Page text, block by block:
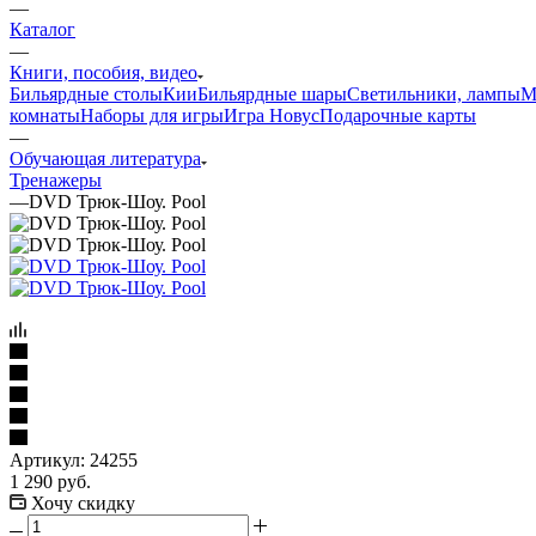
—
Каталог
—
Книги, пособия, видео
Бильярдные столыКииБильярдные шарыСветильники, лампы
комнатыНаборы для игрыИгра НовусПодарочные карты
—
Обучающая литература
Тренажеры
—DVD Трюк-Шоу. Pool
Артикул: 24255
1 290 руб.
Хочу скидку